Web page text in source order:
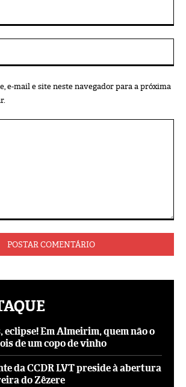
e-mail e site neste navegador para a próxima
eclipse! Em Almeirim, quem não o
de um copo de vinho
da CCDR LVT preside à abertura
do Zêzere